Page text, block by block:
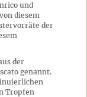
und
diesem
der
der
genannt.
Tropfen